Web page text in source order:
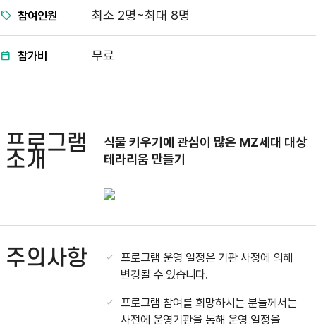
참여인원 최소 2명~최대 8명
참가비 무료
프로그램
소개
식물 키우기에 관심이 많은 MZ세대 대상
테라리움 만들기
주의사항
프로그램 운영 일정은 기관 사정에 의해
변경될 수 있습니다.
프로그램 참여를 희망하시는 분들께서는
사전에 운영기관을 통해 운영 일정을